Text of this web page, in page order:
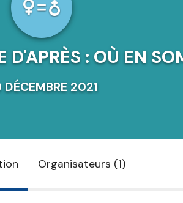
D'APRÈS : OÙ EN
2021
Organisateurs (1)